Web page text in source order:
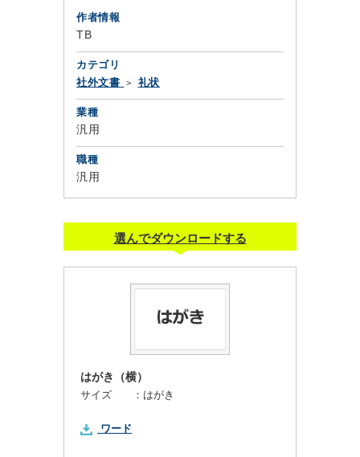
作者情報
TB
カテゴリ
社外文書
礼状
業種
汎用
職種
汎用
選んでダウンロードする
はがき（横）
サイズ ： はがき
ワード